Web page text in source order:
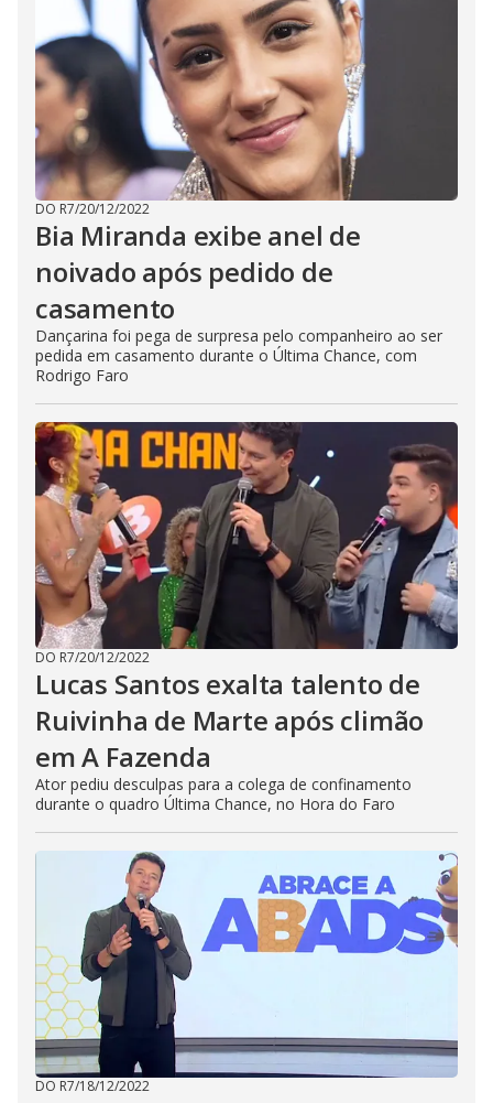
DO R7/20/12/2022
Bia Miranda exibe anel de
noivado após pedido de
casamento
Dançarina foi pega de surpresa pelo companheiro ao ser
pedida em casamento durante o Última Chance, com
Rodrigo Faro
DO R7/20/12/2022
Lucas Santos exalta talento de
Ruivinha de Marte após climão
em A Fazenda
Ator pediu desculpas para a colega de confinamento
durante o quadro Última Chance, no Hora do Faro
DO R7/18/12/2022